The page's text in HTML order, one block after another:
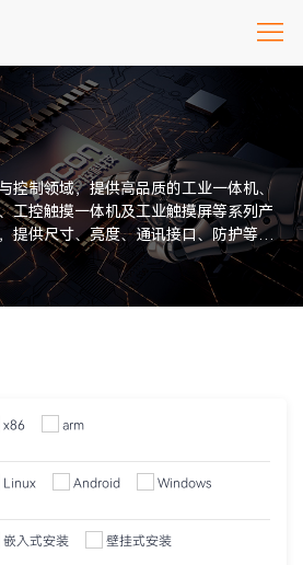
控制领域，提供高品质的工业一体机、
工控触摸一体机及工业触摸屏等系列产
提供尺寸、亮度、通讯接口、防护等
制服务，满足不同场景的作业需求。
x86 arm
Linux Android Windows
嵌入式安装 壁挂式安装